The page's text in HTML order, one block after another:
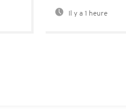
Il y a 1 heure